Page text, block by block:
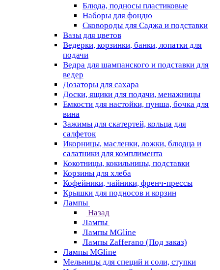
Блюда, подносы пластиковые
Наборы для фондю
Сковороды для Саджа и подставки
Вазы для цветов
Ведерки, корзинки, банки, лопатки для
подачи
Ведра для шампанского и подставки для
ведер
Дозаторы для сахара
Доски, ящики для подачи, менажницы
Емкости для настойки, пунша, бочка для
вина
Зажимы для скатертей, кольца для
салфеток
Икорницы, масленки, ложки, блюдца и
салатники для комплимента
Кокотницы, кокильницы, подставки
Корзины для хлеба
Кофейники, чайники, френч-прессы
Крышки для подносов и корзин
Лампы
Назад
Лампы
Лампы MGline
Лампы Zafferano (Под заказ)
Лампы MGline
Мельницы для специй и соли, ступки